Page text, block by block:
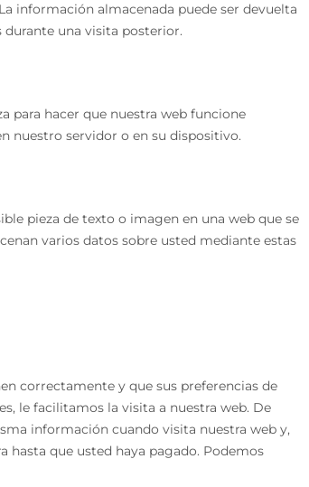
información almacenada puede ser devuelta
durante una visita posterior.
para hacer que nuestra web funcione
nuestro servidor o en su dispositivo.
pieza de texto o imagen en una web que se
varios datos sobre usted mediante estas
correctamente y que sus preferencias de
le facilitamos la visita a nuestra web. De
información cuando visita nuestra web y,
hasta que usted haya pagado. Podemos